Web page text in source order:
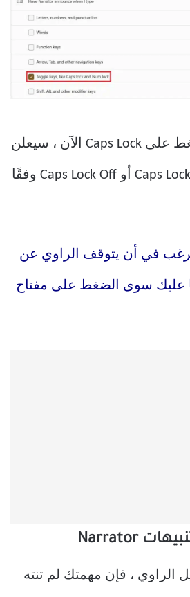
وبالتالي ، عندما تضغط على Caps Lock الآن ، سيعلن
الراوي الآن تشغيل Caps Lock أو Caps Lock Off وفقًا
في أن يتوقف الراوي عن
عليك سوى الضغط على مفتاح
Narrator
الراوي ، فإن مهمتك لم تنته